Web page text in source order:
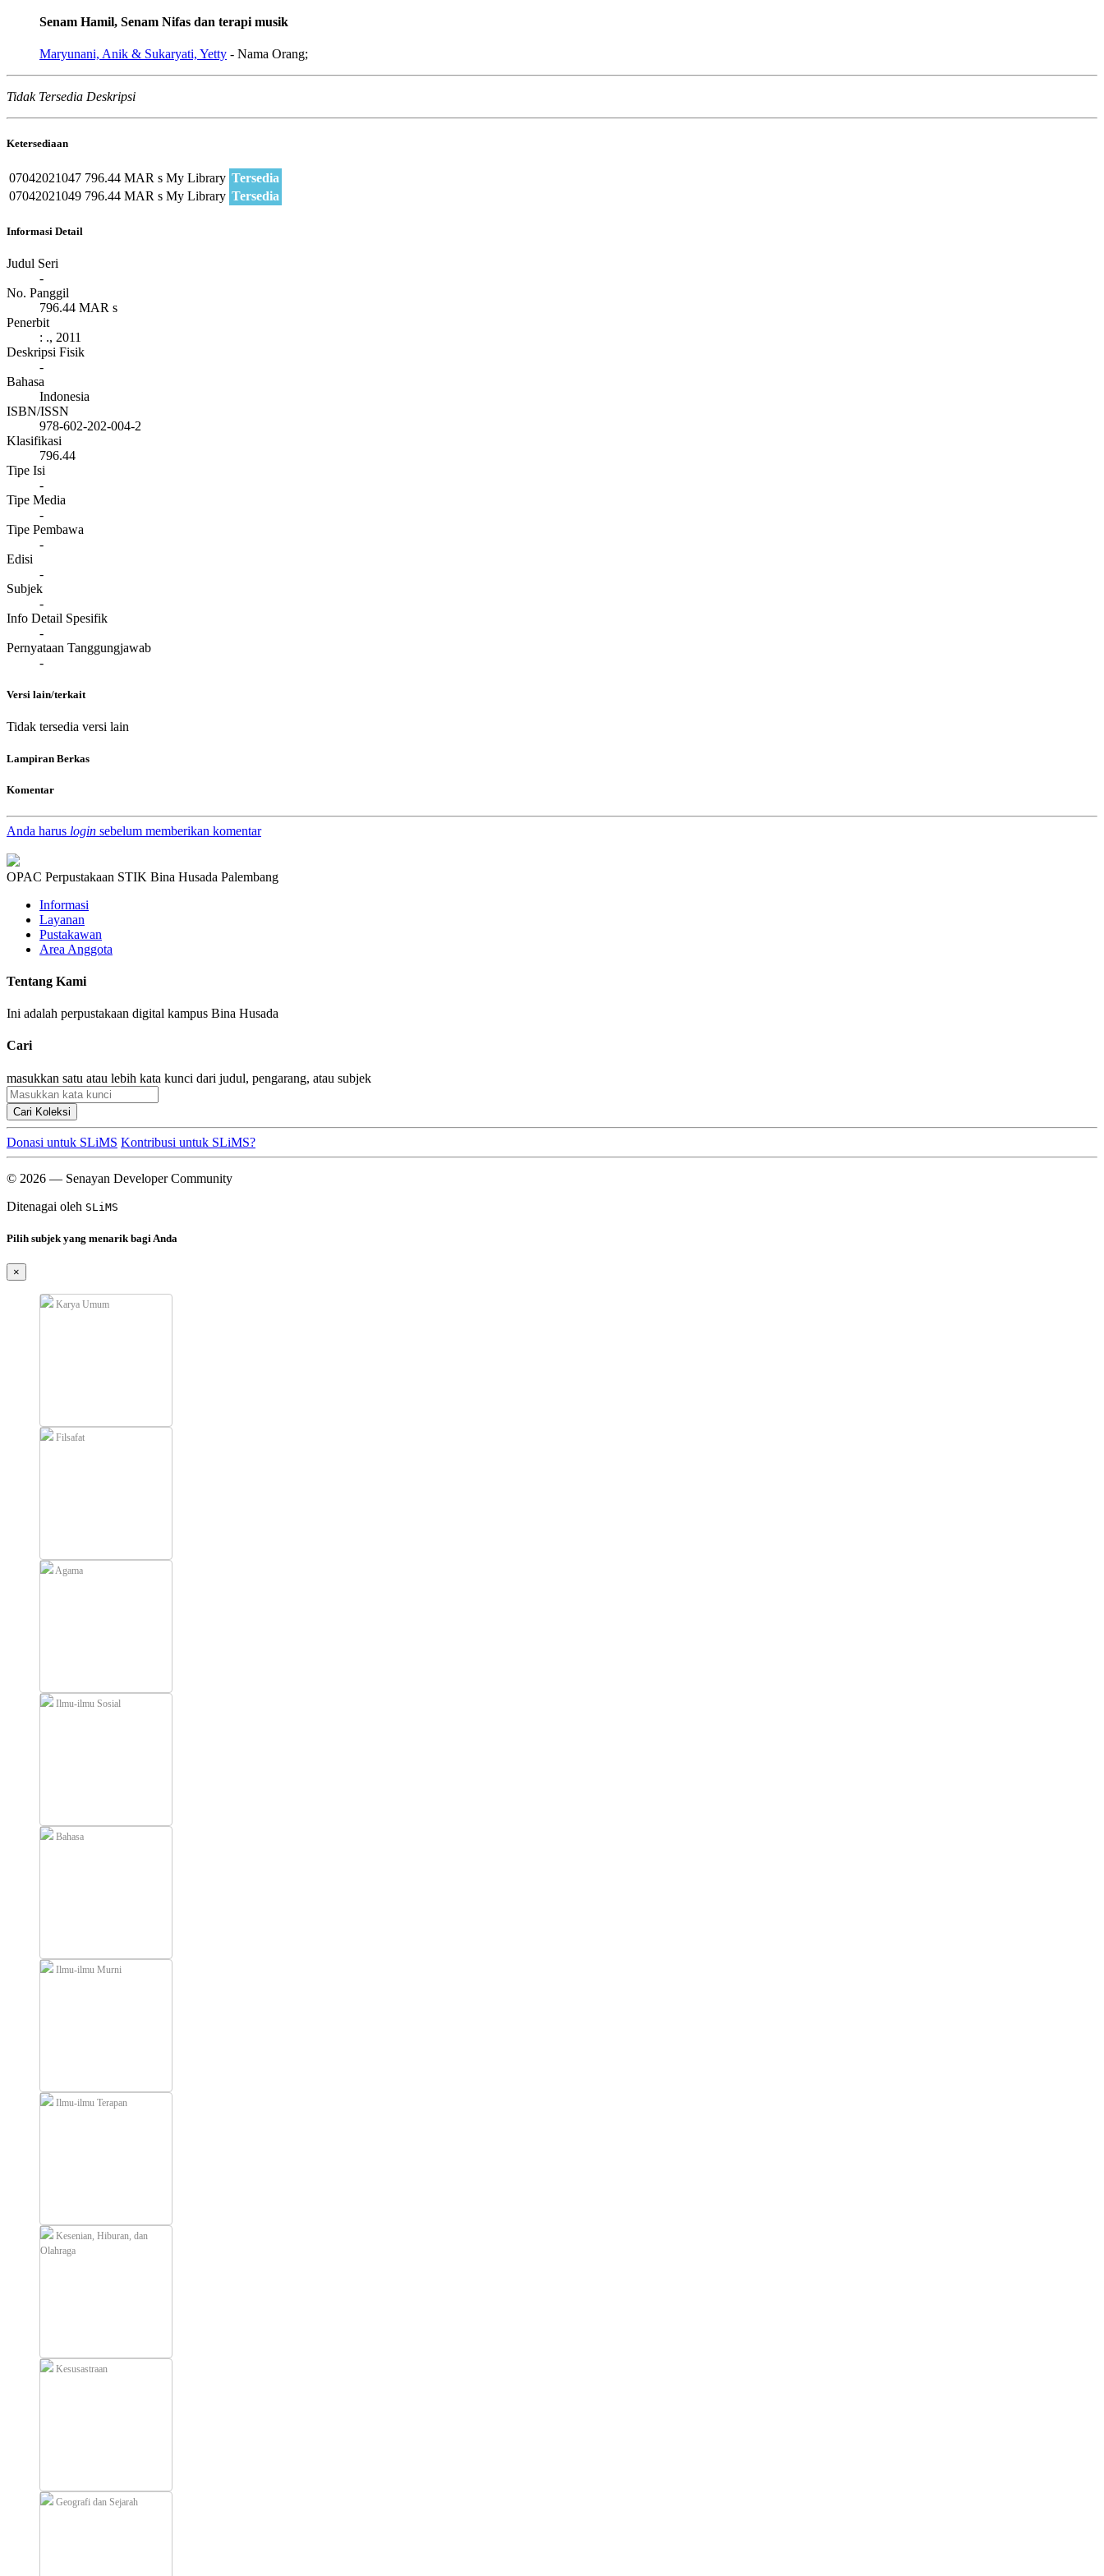
Senam Hamil, Senam Nifas dan terapi musik
Maryunani, Anik & Sukaryati, Yetty - Nama Orang;
Tidak Tersedia Deskripsi
Ketersediaan
07042021047 796.44 MAR s My Library Tersedia
07042021049 796.44 MAR s My Library Tersedia
Informasi Detail
Judul Seri
-
No. Panggil
796.44 MAR s
Penerbit
: ., 2011
Deskripsi Fisik
-
Bahasa
Indonesia
ISBN/ISSN
978-602-202-004-2
Klasifikasi
796.44
Tipe Isi
-
Tipe Media
-
Tipe Pembawa
-
Edisi
-
Subjek
-
Info Detail Spesifik
-
Pernyataan Tanggungjawab
-
Versi lain/terkait
Tidak tersedia versi lain
Lampiran Berkas
Komentar
Anda harus login sebelum memberikan komentar
OPAC Perpustakaan STIK Bina Husada Palembang
Informasi
Layanan
Pustakawan
Area Anggota
Tentang Kami
Ini adalah perpustakaan digital kampus Bina Husada
Cari
masukkan satu atau lebih kata kunci dari judul, pengarang, atau subjek
Cari Koleksi
Donasi untuk SLiMS Kontribusi untuk SLiMS?
© 2026 — Senayan Developer Community
Ditenagai oleh SLiMS
Pilih subjek yang menarik bagi Anda
×
Karya Umum
Filsafat
Agama
Ilmu-ilmu Sosial
Bahasa
Ilmu-ilmu Murni
Ilmu-ilmu Terapan
Kesenian, Hiburan, dan
Olahraga
Kesusastraan
Geografi dan Sejarah